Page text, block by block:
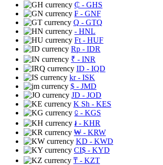
₵ - GHS
₣ - GNF
Q - GTQ
- HNL
Ft - HUF
Rp - IDR
₹ - INR
ID - IQD
kr- ISK
$ - JMD
JD - JOD
K Sh - KES
⃀ - KGS
៛ - KHR
₩ - KRW
KD - KWD
CI$ - KYD
₸ - KZT